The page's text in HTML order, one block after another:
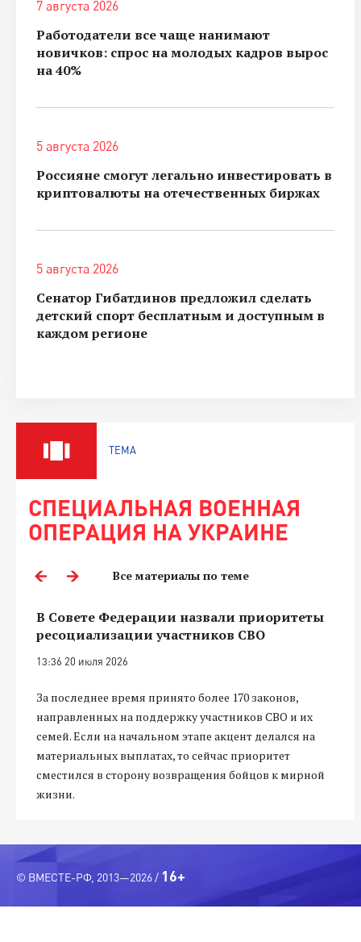
7 августа 2026
Работодатели все чаще нанимают
новичков: спрос на молодых кадров вырос
на 40%
5 августа 2026
Россияне смогут легально инвестировать в
криптовалюты на отечественных биржах
5 августа 2026
Сенатор Гибатдинов предложил сделать
детский спорт бесплатным и доступным в
каждом регионе
ТЕМА
СПЕЦИАЛЬНАЯ ВОЕННАЯ
ОПЕРАЦИЯ НА УКРАИНЕ
Все материалы по теме
В Совете Федерации назвали приоритеты
ресоциализации участников СВО
13:36 20 июля 2026
За последнее время принято более 170 законов,
направленных на поддержку участников СВО и их
семей. Если на начальном этапе акцент делался на
материальных выплатах, то сейчас приоритет
сместился в сторону возвращения бойцов к мирной
жизни.
© ВМЕСТЕ-РФ, 2013—2026 / 16+